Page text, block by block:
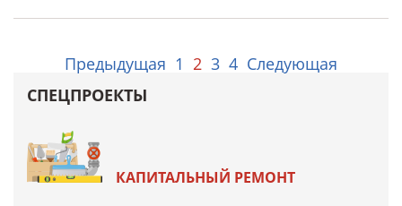
Предыдущая 1 2 3 4 Следующая
СПЕЦПРОЕКТЫ
КАПИТАЛЬНЫЙ РЕМОНТ